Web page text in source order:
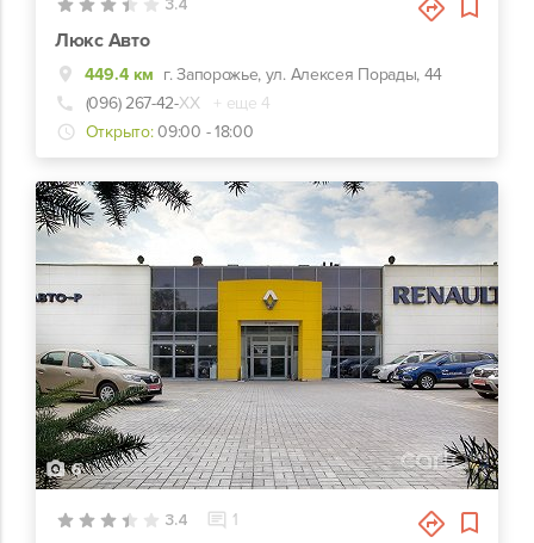
3.4
Люкс Авто
449.4 км г. Запорожье, ул. Алексея Порады, 44
(096) 267-42-ХХ
+ еще 4
Открыто: 09:00 - 18:00
6
3.4 1